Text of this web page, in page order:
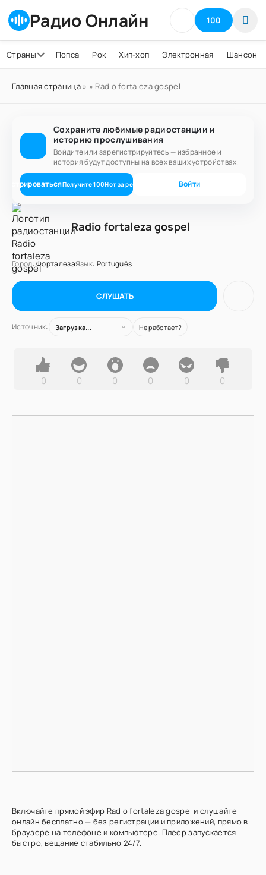
Радио Онлайн 100
Страны Попса Рок Хип-хоп Электронная Шансон
Главная страница» » Radio fortaleza gospel
Сохраните любимые радиостанции и
историю прослушивания
Войдите или зарегистрируйтесь — избранное и
история будут доступны на всех ваших устройствах.
Получите100Нот за регистрацию Войти
Radio fortaleza gospel
Город:ФорталезаЯзык: Português
СЛУШАТЬ
Источник: Загрузка... Не работает?
0 0 0 0 0 0
Включайте прямой эфир Radio fortaleza gospel и слушайте
онлайн бесплатно — без регистрации и приложений, прямо в
браузере на телефоне и компьютере. Плеер запускается
быстро, вещание стабильно 24/7.